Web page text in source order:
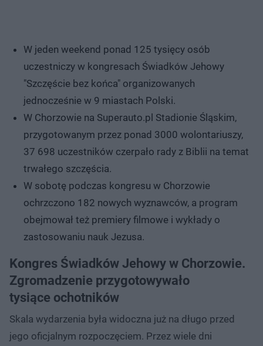
W jeden weekend ponad 125 tysięcy osób
uczestniczy w kongresach Świadków Jehowy
"Szczęście bez końca" organizowanych
jednocześnie w 9 miastach Polski.
W Chorzowie na Superauto.pl Stadionie Śląskim,
przygotowanym przez ponad 3000 wolontariuszy,
37 698 uczestników czerpało rady z Biblii na temat
trwałego szczęścia.
W sobotę podczas kongresu w Chorzowie
ochrzczono 182 nowych wyznawców, a program
obejmował też premiery filmowe i wykłady o
zastosowaniu nauk Jezusa.
Kongres Świadków Jehowy w Chorzowie.
Zgromadzenie przygotowywało
tysiące ochotników
Skala wydarzenia była widoczna już na długo przed
jego oficjalnym rozpoczęciem. Przez wiele dni